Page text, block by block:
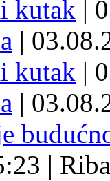
kutak |
|
kutak |
|
| Riba